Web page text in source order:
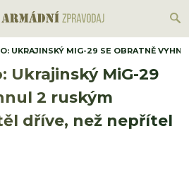
UKRAJINSKÝ MIG-29 SE OBRATNĚ
Ukrajinský MiG-29
2 ruským
dříve, než nepřítel